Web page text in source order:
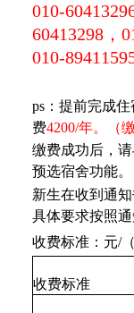
010-
60413298，
010-
ps：提前完成
费4200/年。（
缴费成功后，
预选宿舍功能。
新生在收到通
具体要求按照
收费标准：元/（
收费标准